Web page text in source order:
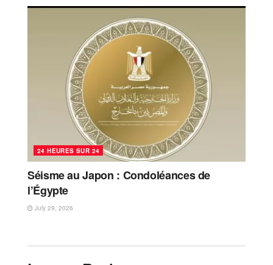
24 HEURES SUR 24
Séisme au Japon : Condoléances de
l’Égypte
July 29, 2026